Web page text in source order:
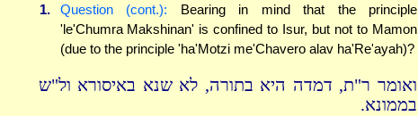
1. Question (cont.): Bearing in mind that the principle
'le'Chumra Makshinan' is confined to Isur, but not to Mamon
(due to the principle 'ha'Motzi me'Chavero alav ha'Re'ayah)?
ואומר ר"ת, דמדה היא בתורה, לא שנא באיסורא ול"ש
בממונא.